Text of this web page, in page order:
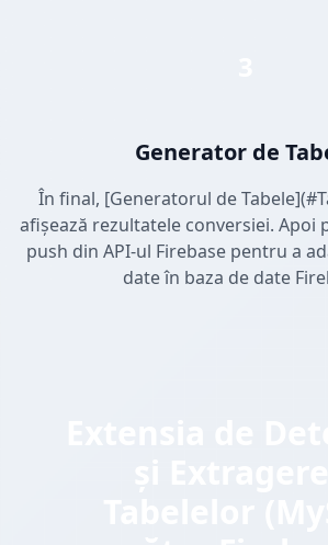
Generator de
În final, [Generatorul de
afișează rezultatele conversiei. Apoi
push din API-ul Firebase pentru a
date în baza de date